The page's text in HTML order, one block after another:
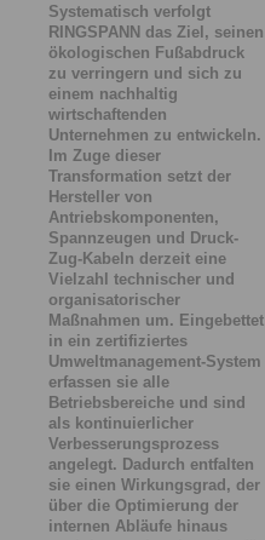
Systematisch verfolgt
RINGSPANN das Ziel, seinen
ökologischen Fußabdruck
zu verringern und sich zu
einem nachhaltig
wirtschaftenden
Unternehmen zu entwickeln.
Im Zuge dieser
Transformation setzt der
Hersteller von
Antriebskomponenten,
Spannzeugen und Druck-
Zug-Kabeln derzeit eine
Vielzahl technischer und
organisatorischer
Maßnahmen um. Eingebettet
in ein zertifiziertes
Umweltmanagement-System
erfassen sie alle
Betriebsbereiche und sind
als kontinuierlicher
Verbesserungsprozess
angelegt. Dadurch entfalten
sie einen Wirkungsgrad, der
über die Optimierung der
internen Abläufe hinaus